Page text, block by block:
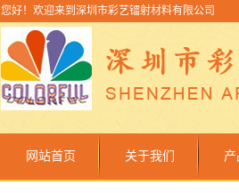
您好！欢迎来到深圳市彩艺镭射材料有限公司
网站首页 关于我们 产